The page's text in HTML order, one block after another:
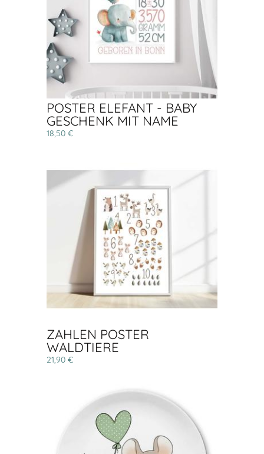
POSTER ELEFANT - BABY
GESCHENK MIT NAME
18,50 €
ZAHLEN POSTER
WALDTIERE
21,90 €